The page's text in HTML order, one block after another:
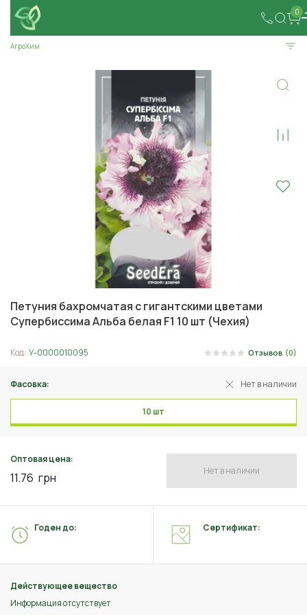
0
АгроХим
Петуния бахромчатая с гигантскими цветами
Супербиссима Альба белая F1 10 шт (Чехия)
Код: У-0000010095 Отзывов (0)
Фасовка: Нет в наличии
10 шт
Оптовая цена:
11.76 грн Нет в наличии
Действующее вещество
Информация отсутствует
Годен до: Сертификат: